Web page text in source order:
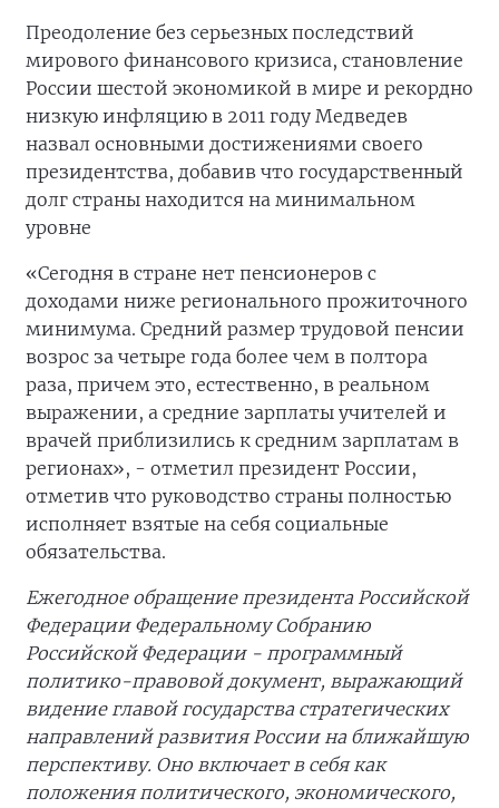
Преодоление без серьезных последствий
мирового финансового кризиса, становление
России шестой экономикой в мире и рекордно
низкую инфляцию в 2011 году Медведев
назвал основными достижениями своего
президентства, добавив что государственный
долг страны находится на минимальном
уровне
«Сегодня в стране нет пенсионеров с
доходами ниже регионального прожиточного
минимума. Средний размер трудовой пенсии
возрос за четыре года более чем в полтора
раза, причем это, естественно, в реальном
выражении, а средние зарплаты учителей и
врачей приблизились к средним зарплатам в
регионах», - отметил президент России,
отметив что руководство страны полностью
исполняет взятые на себя социальные
обязательства.
Ежегодное обращение президента Российской
Федерации Федеральному Собранию
Российской Федерации - программный
политико-правовой документ, выражающий
видение главой государства стратегических
направлений развития России на ближайшую
перспективу. Оно включает в себя как
положения политического, экономического,